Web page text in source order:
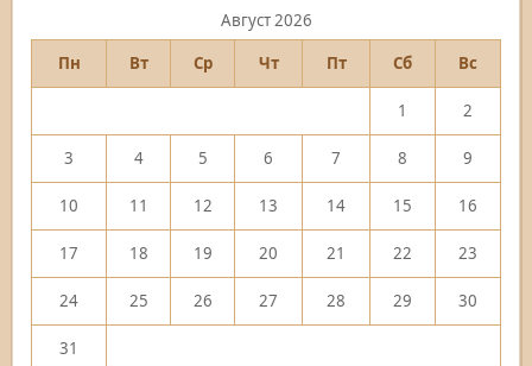
Август 2026
Пн
Вт Ср Чт Пт Сб Вс
1 2
3 4 5 6 7 8 9
10 11 12 13 14 15 16
17 18 19 20 21 22 23
24 25 26 27 28 29 30
31